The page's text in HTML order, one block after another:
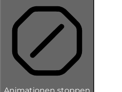
Animationen stoppen